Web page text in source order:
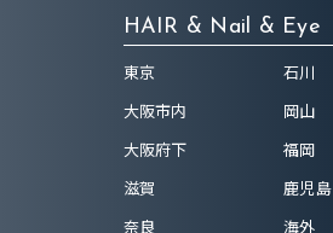
HAIR & Nail & Eye
東京
大阪市内
大阪府下
滋賀
奈良
石川
岡山
福岡
鹿児島
海外